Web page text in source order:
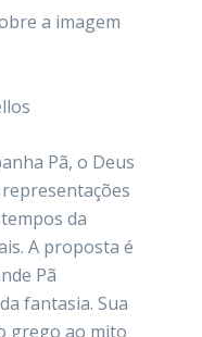
a imagem
Pã, o Deus
da
A proposta é
Pã
fantasia. Sua
grego ao mito